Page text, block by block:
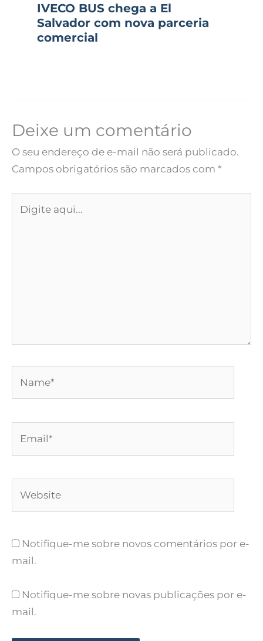
IVECO BUS chega a El
Salvador com nova parceria
comercial
Deixe um comentário
O seu endereço de e-mail não será publicado.
Campos obrigatórios são marcados com *
aqui...
Notifique-me sobre novos comentários por e-
mail.
Notifique-me sobre novas publicações por e-
mail.